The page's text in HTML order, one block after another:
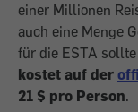
einer Millionen
auch eine Menge
für die ESTA
kostet auf der
21 $ pro Person.